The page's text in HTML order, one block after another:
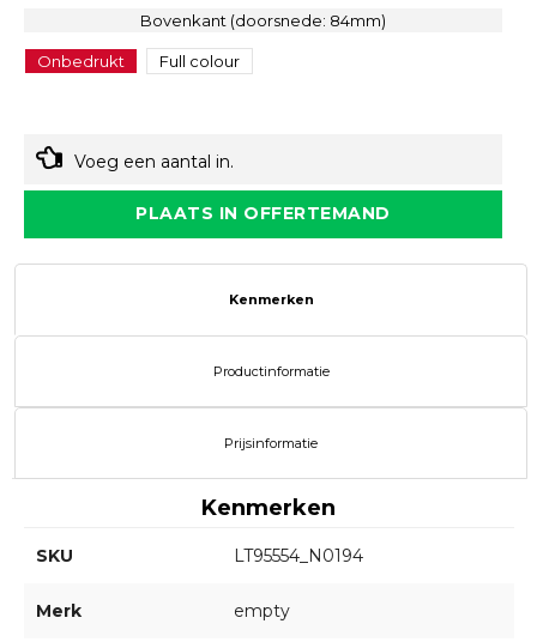
Bovenkant (doorsnede: 84mm)
Onbedrukt Full colour
Voeg een aantal in.
PLAATS IN OFFERTEMAND
Kenmerken
Productinformatie
Prijsinformatie
Kenmerken
SKU LT95554_N0194
Merk empty